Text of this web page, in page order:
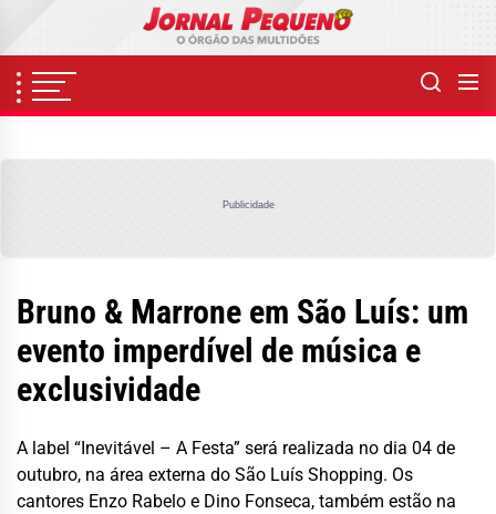
content
Publicidade
Bruno & Marrone em São Luís: um
evento imperdível de música e
exclusividade
A label “Inevitável – A Festa” será realizada no dia 04 de
outubro, na área externa do São Luís Shopping. Os
cantores Enzo Rabelo e Dino Fonseca, também estão na